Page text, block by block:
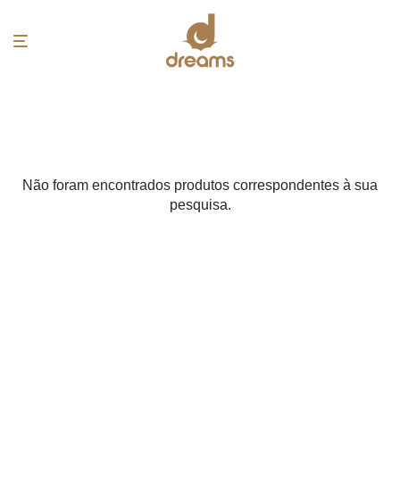
Não foram encontrados produtos correspondentes à sua
pesquisa.